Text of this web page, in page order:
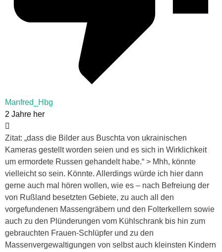
Manfred_Hbg
2 Jahre her
Zitat: „dass die Bilder aus Buschta von ukrainischen
Kameras gestellt worden seien und es sich in Wirklichkeit
um ermordete Russen gehandelt habe.“ > Mhh, könnte
vielleicht so sein. Könnte. Allerdings würde ich hier dann
gerne auch mal hören wollen, wie es – nach Befreiung der
von Rußland besetzten Gebiete, zu auch all den
vorgefundenen Massengräbern und den Folterkellern sowie
auch zu den Plünderungen vom Kühlschrank bis hin zum
gebrauchten Frauen-Schlüpfer und zu den
Massenvergewaltigungen von selbst auch kleinsten Kindern